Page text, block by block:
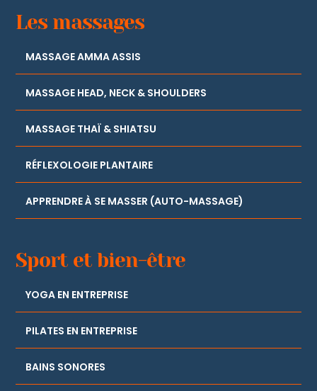
Les massages
MASSAGE AMMA ASSIS
MASSAGE HEAD, NECK & SHOULDERS
MASSAGE THAÏ & SHIATSU
RÉFLEXOLOGIE PLANTAIRE
APPRENDRE À SE MASSER (AUTO-MASSAGE)
Sport et bien-être
YOGA EN ENTREPRISE
PILATES EN ENTREPRISE
BAINS SONORES